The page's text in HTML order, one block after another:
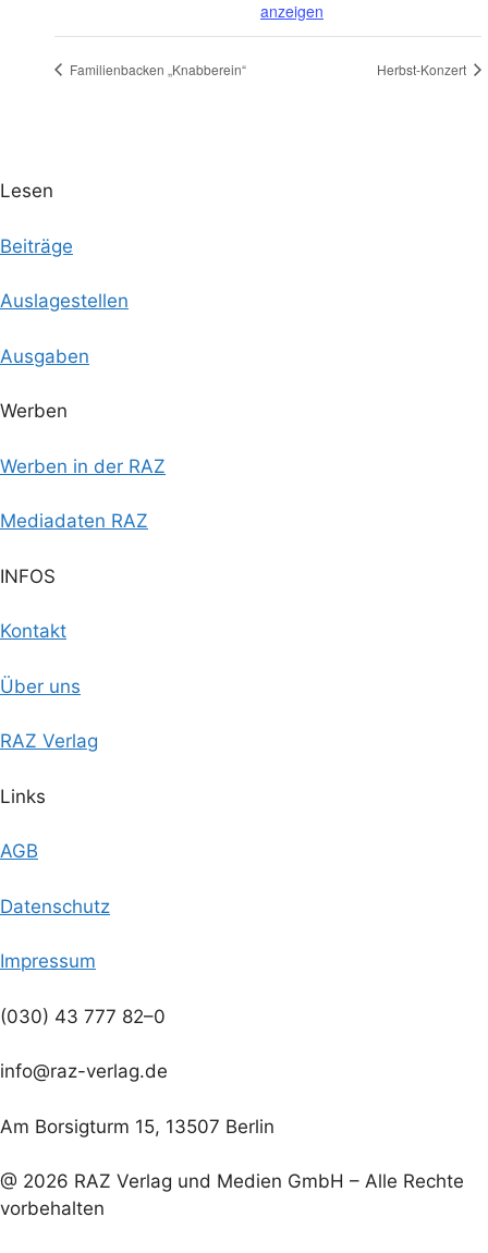
anzeigen
Familienbacken „Knabberein“ Herbst-Konzert
Lesen
Beiträge
Auslagestellen
Ausgaben
Werben
Werben in der RAZ
Mediadaten RAZ
INFOS
Kontakt
Über uns
RAZ Verlag
Links
AGB
Datenschutz
Impressum
(030) 43 777 82–0
info@raz-verlag.de
Am Borsigturm 15, 13507 Berlin
@ 2026 RAZ Verlag und Medien GmbH – Alle Rechte
vorbehalten